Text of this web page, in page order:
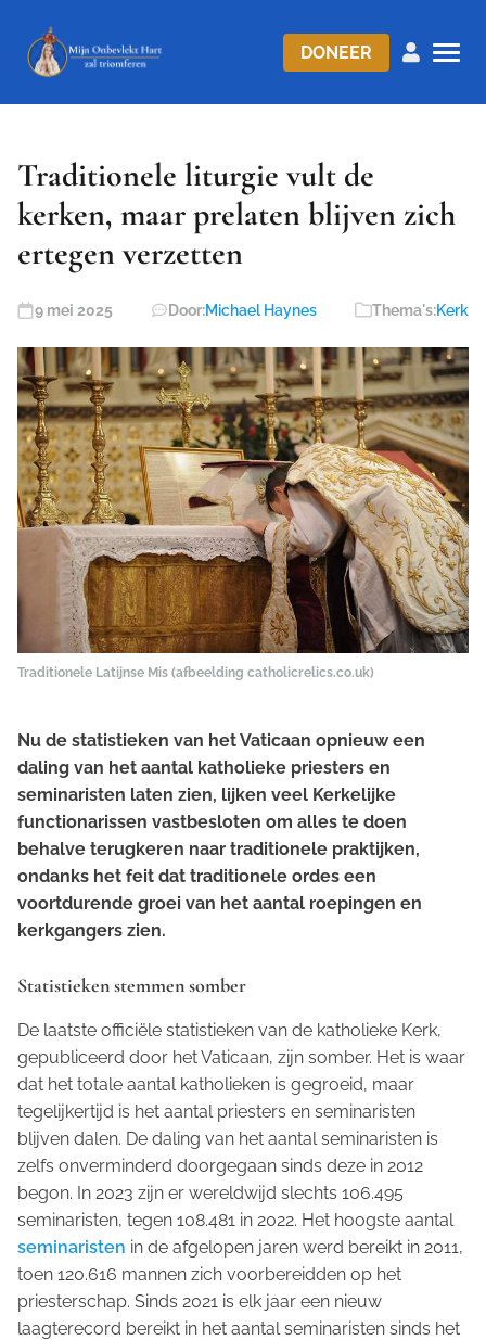
DONEER
Traditionele liturgie vult de
kerken, maar prelaten blijven zich
ertegen verzetten
9 mei 2025 Door:Michael Haynes Thema's:Kerk
Traditionele Latijnse Mis (afbeelding catholicrelics.co.uk)
Nu de statistieken van het Vaticaan opnieuw een
daling van het aantal katholieke priesters en
seminaristen laten zien, lijken veel Kerkelijke
functionarissen vastbesloten om alles te doen
behalve terugkeren naar traditionele praktijken,
ondanks het feit dat traditionele ordes een
voortdurende groei van het aantal roepingen en
kerkgangers zien.
Statistieken stemmen somber
De laatste officiële statistieken van de katholieke Kerk,
gepubliceerd door het Vaticaan, zijn somber. Het is waar
dat het totale aantal katholieken is gegroeid, maar
tegelijkertijd is het aantal priesters en seminaristen
blijven dalen. De daling van het aantal seminaristen is
zelfs onverminderd doorgegaan sinds deze in 2012
begon. In 2023 zijn er wereldwijd slechts 106.495
seminaristen, tegen 108.481 in 2022. Het hoogste aantal
seminaristen in de afgelopen jaren werd bereikt in 2011,
toen 120.616 mannen zich voorbereidden op het
priesterschap. Sinds 2021 is elk jaar een nieuw
laagterecord bereikt in het aantal seminaristen sinds het